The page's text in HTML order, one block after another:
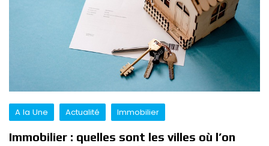
A la Une Actualité Immobilier
Immobilier : quelles sont les villes où l’on